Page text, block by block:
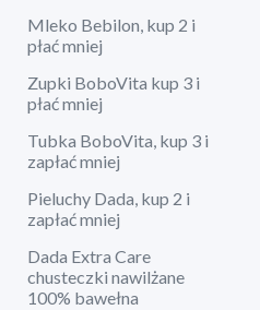
Mleko Bebilon, kup 2 i
płać mniej
Zupki BoboVita kup 3 i
płać mniej
Tubka BoboVita, kup 3 i
zapłać mniej
Pieluchy Dada, kup 2 i
zapłać mniej
Dada Extra Care
chusteczki nawilżane
100% bawełna